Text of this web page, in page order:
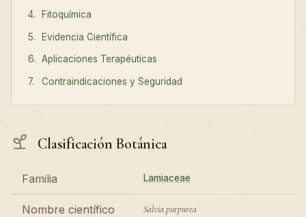
Fitoquímica
Evidencia Científica
Aplicaciones Terapéuticas
Contraindicaciones y Seguridad
Clasificación Botánica
Familia Lamiaceae
Nombre científico Salvia purpurea